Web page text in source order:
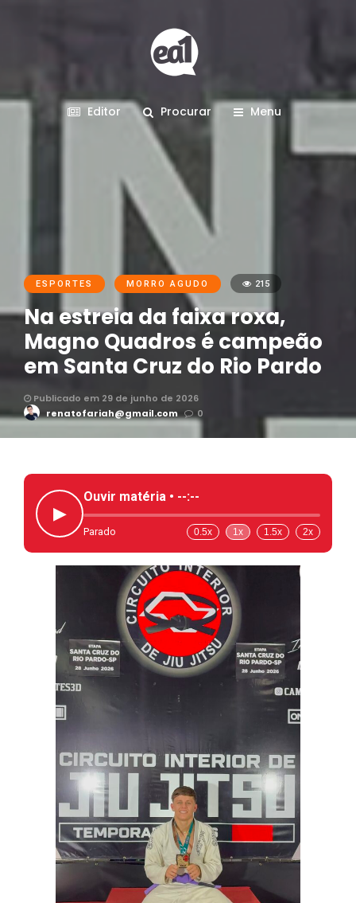
Editor Procurar Menu
ESPORTES MORRO AGUDO 215
Na estreia da faixa roxa,
Magno Quadros é campeão
em Santa Cruz do Rio Pardo
Publicado em 29 de junho de 2026
renatofariah@gmail.com
0
▶
Ouvir matéria • --:--
Parado 0.5x 1x 1.5x 2x